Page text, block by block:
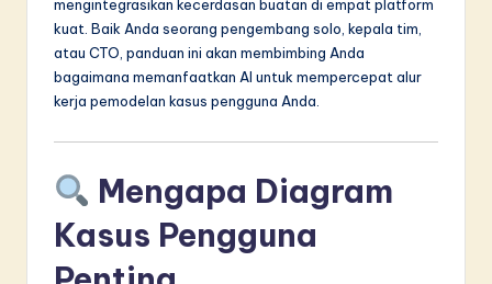
S
o
w
mengintegrasikan kecerdasan buatan di empat platform
kuat. Baik Anda seorang pengembang solo, kepala tim,
atau CTO, panduan ini akan membimbing Anda
bagaimana memanfaatkan AI untuk mempercepat alur
kerja pemodelan kasus pengguna Anda.
Mengapa Diagram
Kasus Pengguna